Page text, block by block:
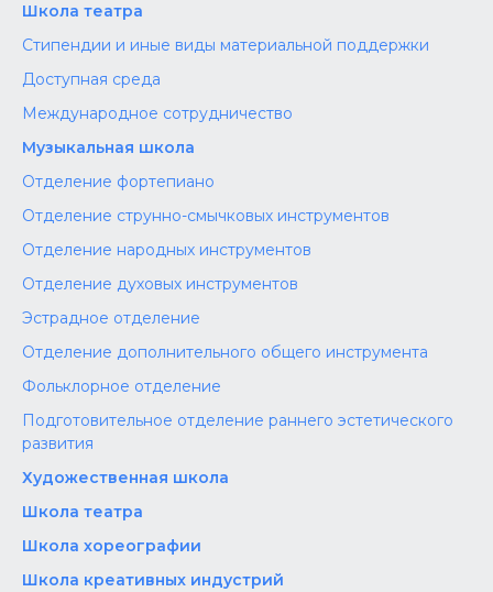
Школа театра
Стипендии и иные виды материальной поддержки
Доступная среда
Международное сотрудничество
Музыкальная школа
Отделение фортепиано
Отделение струнно-смычковых инструментов
Отделение народных инструментов
Отделение духовых инструментов
Эстрадное отделение
Отделение дополнительного общего инструмента
Фольклорное отделение
Подготовительное отделение раннего эстетического
развития
Художественная школа
Школа‌‌‌‌ театра
Школа хореографии
Школа креативных индустрий